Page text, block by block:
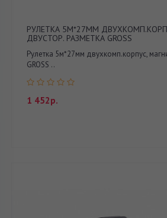
РУЛЕТКА 5М*27ММ
ДВУСТОР. РАЗМЕТКА GROSS
Рулетка 5м*27мм двухкомп.корпус,
GROSS ..
1 452р.